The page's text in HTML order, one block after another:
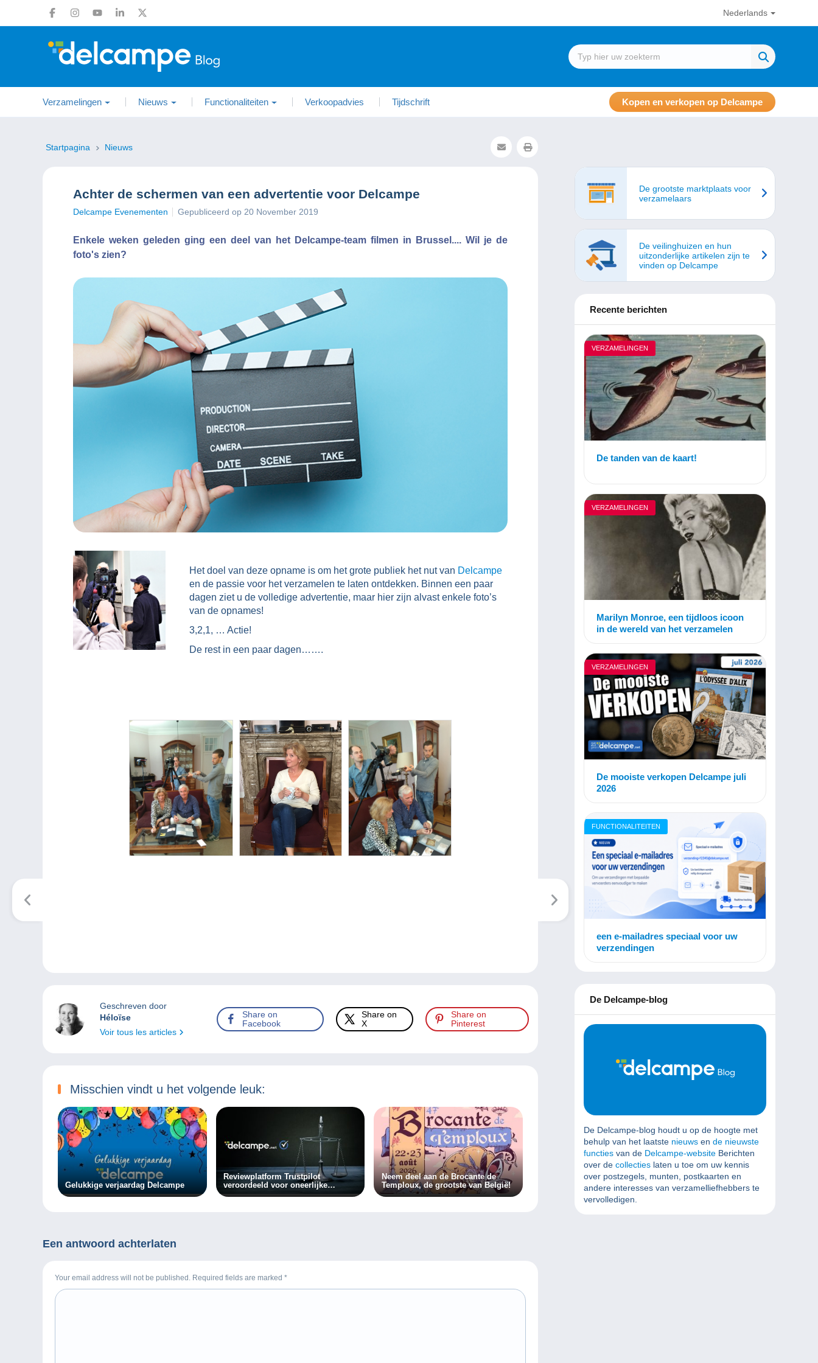
Nederlands
Verzamelingen Nieuws Functionaliteiten Verkoopadvies Tijdschrift Kopen en verkopen op Delcampe
Startpagina Nieuws
Achter de schermen van een advertentie voor Delcampe
Delcampe Evenementen Gepubliceerd op 20 November 2019
Enkele weken geleden ging een deel van het Delcampe-team filmen in Brussel.... Wil je de
foto's zien?
Het doel van deze opname is om het grote publiek het nut van Delcampe
en de passie voor het verzamelen te laten ontdekken. Binnen een paar
dagen ziet u de volledige advertentie, maar hier zijn alvast enkele foto’s
van de opnames!
3,2,1, … Actie!
De rest in een paar dagen…….
Geschreven door
Héloïse
Voir tous les articles
Share on
Facebook
Share on
X
Share on
Pinterest
Misschien vindt u het volgende leuk:
Gelukkige verjaardag Delcampe
Reviewplatform Trustpilot
veroordeeld voor oneerlijke
praktijken tegen marktplaats
Neem deel aan de Brocante de
Temploux, de grootste van België!
Een antwoord achterlaten
Your email address will not be published. Required fields are marked *
De grootste marktplaats voor
verzamelaars
De veilinghuizen en hun
uitzonderlijke artikelen zijn te
vinden op Delcampe
Recente berichten
VERZAMELINGEN
De tanden van de kaart!
VERZAMELINGEN
Marilyn Monroe, een tijdloos icoon
in de wereld van het verzamelen
VERZAMELINGEN
De mooiste verkopen Delcampe juli
2026
FUNCTIONALITEITEN
een e-mailadres speciaal voor uw
verzendingen
De Delcampe-blog
De Delcampe-blog houdt u op de hoogte met
behulp van het laatste nieuws en de nieuwste
functies van de Delcampe-website Berichten
over de collecties laten u toe om uw kennis
over postzegels, munten, postkaarten en
andere interesses van verzamelliefhebbers te
vervolledigen.